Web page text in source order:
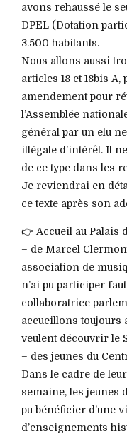
avons rehaussé le
DPEL (Dotation
3.500 habitants.
Nous allons aussi
articles 18 et 18bis A,
amendement pour
l’Assemblée
général par un elu
illégale d’intérêt. Il
de ce type dans les
Je reviendrai en
ce texte après son
👉 Accueil au Palais
– de Marcel
association de
n’ai pu participer
collaboratrice
accueillons toujours
veulent découvrir le
– des jeunes du
Dans le cadre de
semaine, les jeunes
pu bénéficier d’une
d’enseignements